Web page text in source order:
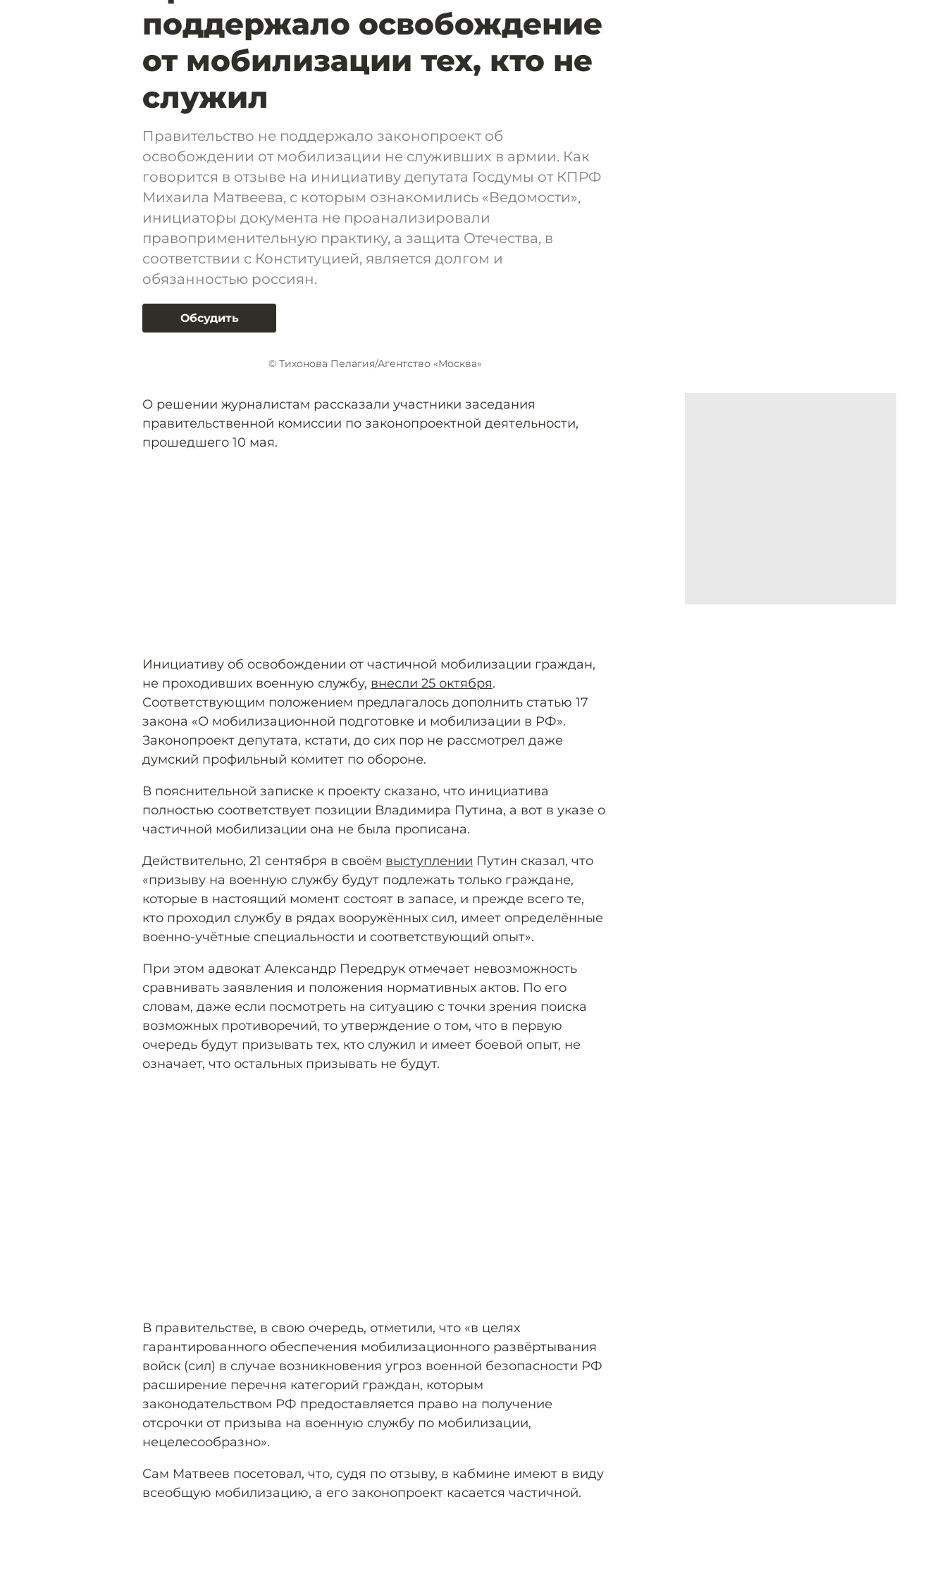
поддержало освобождение
от мобилизации тех, кто не
служил
Правительство не поддержало законопроект об
освобождении от мобилизации не служивших в армии. Как
говорится в отзыве на инициативу депутата Госдумы от КПРФ
Михаила Матвеева, с которым ознакомились «Ведомости»,
инициаторы документа не проанализировали
правоприменительную практику, а защита Отечества, в
соответствии с Конституцией, является долгом и
обязанностью россиян.
Обсудить
© Тихонова Пелагия/Агентство «Москва»
О решении журналистам рассказали участники заседания
правительственной комиссии по законопроектной деятельности,
прошедшего 10 мая.
Инициативу об освобождении от частичной мобилизации граждан,
не проходивших военную службу, внесли 25 октября.
Соответствующим положением предлагалось дополнить статью 17
закона «О мобилизационной подготовке и мобилизации в РФ».
Законопроект депутата, кстати, до сих пор не рассмотрел даже
думский профильный комитет по обороне.
В пояснительной записке к проекту сказано, что инициатива
полностью соответствует позиции Владимира Путина, а вот в указе о
частичной мобилизации она не была прописана.
Действительно, 21 сентября в своём выступлении Путин сказал, что
«призыву на военную службу будут подлежать только граждане,
которые в настоящий момент состоят в запасе, и прежде всего те,
кто проходил службу в рядах вооружённых сил, имеет определённые
военно-учётные специальности и соответствующий опыт».
При этом адвокат Александр Передрук отмечает невозможность
сравнивать заявления и положения нормативных актов. По его
словам, даже если посмотреть на ситуацию с точки зрения поиска
возможных противоречий, то утверждение о том, что в первую
очередь будут призывать тех, кто служил и имеет боевой опыт, не
означает, что остальных призывать не будут.
В правительстве, в свою очередь, отметили, что «в целях
гарантированного обеспечения мобилизационного развёртывания
войск (сил) в случае возникновения угроз военной безопасности РФ
расширение перечня категорий граждан, которым
законодательством РФ предоставляется право на получение
отсрочки от призыва на военную службу по мобилизации,
нецелесообразно».
Сам Матвеев посетовал, что, судя по отзыву, в кабмине имеют в виду
всеобщую мобилизацию, а его законопроект касается частичной.